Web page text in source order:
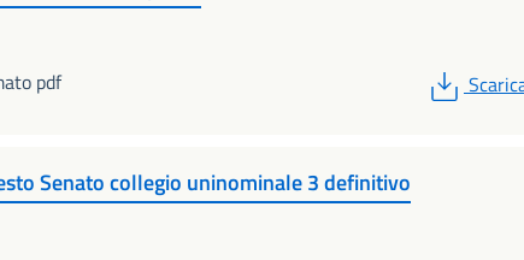
pdf
PDF
Senato collegio uninominale 3 definitivo